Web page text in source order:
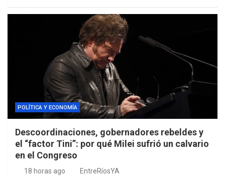
POLÍTICA Y ECONOMÍA
Descoordinaciones, gobernadores rebeldes y
el “factor Tini”: por qué Milei sufrió un calvario
en el Congreso
18 horas ago EntreRíosYA